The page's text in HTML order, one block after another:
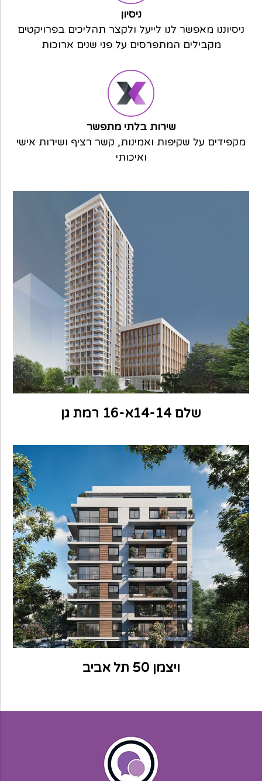
ניסיון
ניסיוננו מאפשר לנו לייעל ולקצר תהליכים בפרויקטים
מקבילים המתפרסים על פני שנים ארוכות
שירות בלתי מתפשר
מקפידים על שקיפות ואמינות, קשר רציף ושירות אישי
ואיכותי
שלם 14-14א-16 רמת גן
ויצמן 50 תל אביב